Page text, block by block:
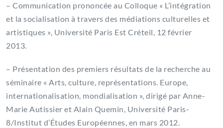
– Communication prononcée au Colloque « L’intégration
et la socialisation à travers des médiations culturelles et
artistiques », Université Paris Est Créteil, 12 février
2013.
– Présentation des premiers résultats de la recherche au
séminaire « Arts, culture, représentations. Europe,
internationalisation, mondialisation », dirigé par Anne-
Marie Autissier et Alain Quemin, Université Paris-
8/Institut d’Études Européennes, en mars 2012.